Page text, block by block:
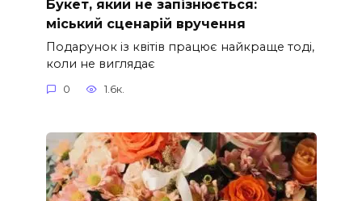
Букет, який не запізнюється:
міський сценарій вручення
Подарунок із квітів працює найкраще тоді,
коли не виглядає
0 1.6к.